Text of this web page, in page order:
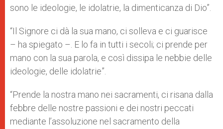
sono le ideologie, le idolatrie, la dimenticanza di Dio”.
“Il Signore ci dà la sua mano, ci solleva e ci guarisce
– ha spiegato –. E lo fa in tutti i secoli; ci prende per
mano con la sua parola, e così dissipa le nebbie delle
ideologie, delle idolatrie”.
“Prende la nostra mano nei sacramenti, ci risana dalla
febbre delle nostre passioni e dei nostri peccati
mediante l’assoluzione nel sacramento della